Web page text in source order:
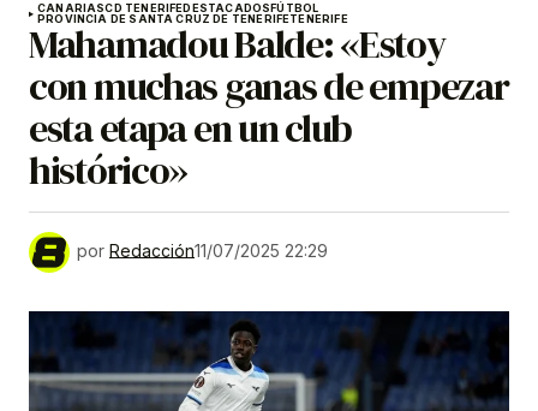
CANARIASCD TENERIFEDESTACADOSFÚTBOL
PROVINCIA DE SANTA CRUZ DE TENERIFETENERIFE
Mahamadou Balde: «Estoy
con muchas ganas de empezar
esta etapa en un club
histórico»
por Redacción11/07/2025 22:29